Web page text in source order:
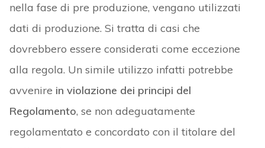
nella fase di pre produzione, vengano utilizzati
dati di produzione. Si tratta di casi che
dovrebbero essere considerati come eccezione
alla regola. Un simile utilizzo infatti potrebbe
avvenire in violazione dei principi del
Regolamento, se non adeguatamente
regolamentato e concordato con il titolare del